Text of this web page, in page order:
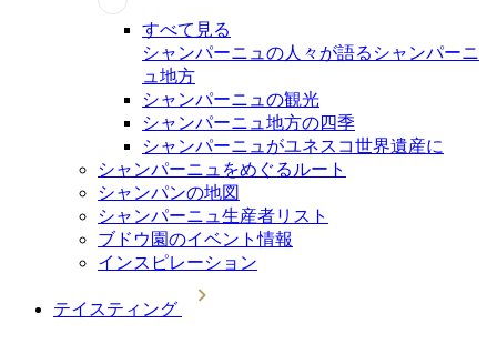
すべて見る
シャンパーニュの人々が語るシャンパーニ
ュ地方
シャンパーニュの観光
シャンパーニュ地方の四季
シャンパーニュがユネスコ世界遺産に
シャンパーニュをめぐるルート
シャンパンの地図
シャンパーニュ生産者リスト
ブドウ園のイベント情報
インスピレーション
テイスティング